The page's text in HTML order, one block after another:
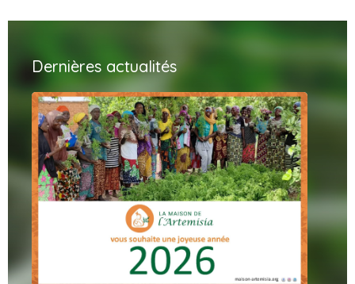
Dernières actualités